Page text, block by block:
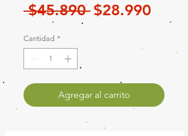
$45.890 Precio
$28.990Precio
oferta
Cantidad *
Agregar al carrito